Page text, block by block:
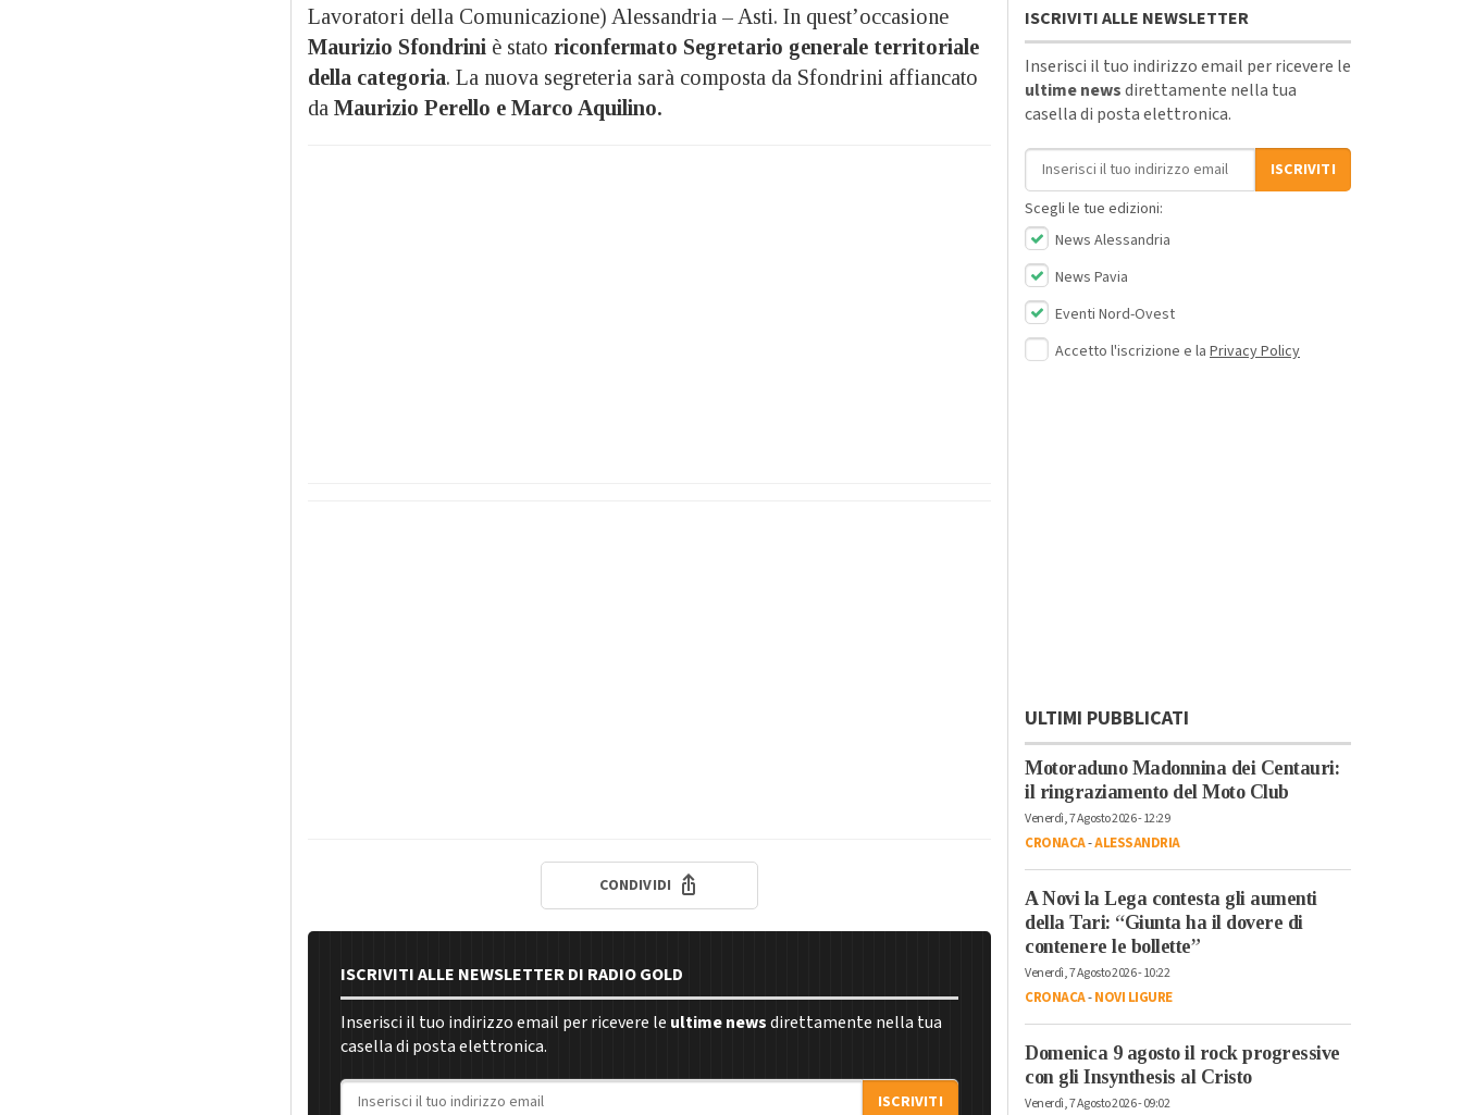
Lavoratori della Comunicazione) Alessandria – Asti. In quest’occasione
Maurizio Sfondrini è stato riconfermato Segretario generale territoriale
della categoria. La nuova segreteria sarà composta da Sfondrini affiancato
da Maurizio Perello e Marco Aquilino.
CONDIVIDI
ISCRIVITI ALLE NEWSLETTER DI RADIO GOLD
Inserisci il tuo indirizzo email per ricevere le ultime newsdirettamente nella tua
casella di posta elettronica.
Indirizzo email
ISCRIVITI
ISCRIVITI ALLE NEWSLETTER
Inserisci il tuo indirizzo email per ricevere le
ultime newsdirettamente nella tua
casella di posta elettronica.
Indirizzo email
ISCRIVITI
Scegli le tue edizioni:
News Alessandria
News Pavia
Eventi Nord-Ovest
Accetto l'iscrizione e la Privacy Policy
ULTIMI PUBBLICATI
Motoraduno Madonnina dei Centauri:
il ringraziamento del Moto Club
Venerdì, 7 Agosto 2026 - 12:29
CRONACA-ALESSANDRIA
A Novi la Lega contesta gli aumenti
della Tari: “Giunta ha il dovere di
contenere le bollette”
Venerdì, 7 Agosto 2026 - 10:22
CRONACA-NOVI LIGURE
Domenica 9 agosto il rock progressive
con gli Insynthesis al Cristo
Venerdì, 7 Agosto 2026 - 09:02